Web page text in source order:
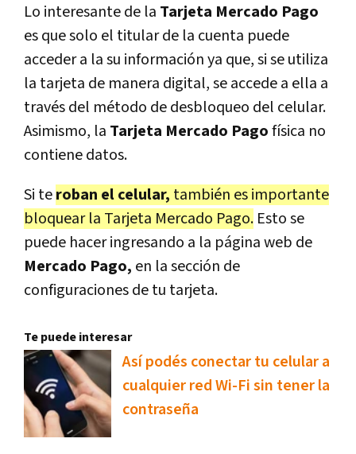
Lo interesante de la Tarjeta Mercado Pago
es que solo el titular de la cuenta puede
acceder a la su información ya que, si se utiliza
la tarjeta de manera digital, se accede a ella a
través del método de desbloqueo del celular.
Asimismo, la Tarjeta Mercado Pagofísica no
contiene datos.
Si teroban el celular, también es importante
bloquear la Tarjeta Mercado Pago. Esto se
puede hacer ingresando a la página web de
Mercado Pago, en la sección de
configuraciones de tu tarjeta.
Te puede interesar
Así podés conectar tu celular a
cualquier red Wi-Fi sin tener la
contraseña